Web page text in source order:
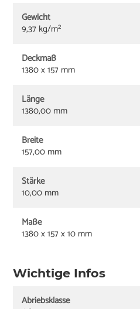
Gewicht
9,37 kg/m²
Deckmaß
1380 x 157 mm
Länge
1380,00 mm
Breite
157,00 mm
Stärke
10,00 mm
Maße
1380 x 157 x 10 mm
Wichtige Infos
Abriebsklasse